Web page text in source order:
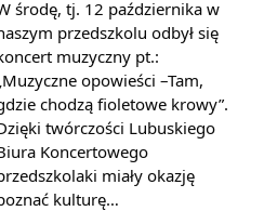
środę, tj. 12 października w
przedszkolu odbył się
muzyczny pt.:
„Muzyczne opowieści –Tam,
chodzą fioletowe krowy”.
twórczości Lubuskiego
Koncertowego
miały okazję
kulturę…